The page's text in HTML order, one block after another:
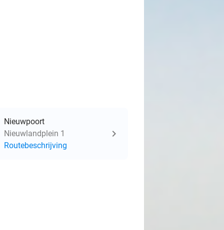
Nieuwpoort
Nieuwlandplein 1
Routebeschrijving